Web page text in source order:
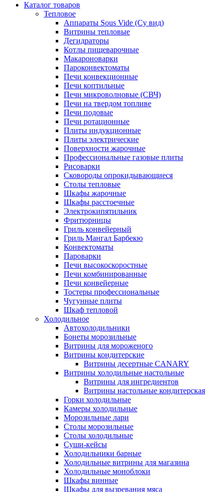
Каталог товаров
Тепловое
Аппараты Sous Vide (Су вид)
Витрины тепловые
Дегидраторы
Котлы пищеварочные
Макароноварки
Пароконвектоматы
Печи конвекционные
Печи коптильные
Печи микроволновые (СВЧ)
Печи на твердом топливе
Печи подовые
Печи ротационные
Плиты индукционные
Плиты электрические
Поверхности жарочные
Профессиональные газовые плиты
Рисоварки
Сковороды опрокидывающиеся
Столы тепловые
Шкафы жарочные
Шкафы расстоечные
Электрокипятильник
Фритюрницы
Гриль конвейерный
Гриль Мангал Барбекю
Конвектоматы
Пароварки
Печи высокоскоростные
Печи комбинированные
Печи конвейерные
Тостеры профессиональные
Чугунные плиты
Шкаф тепловой
Холодильное
Автохолодильники
Бонеты морозильные
Витрины для мороженого
Витрины кондитерские
Витрины десертные CANARY
Витрины холодильные настольные
Витрины для ингредиентов
Витрины настольные кондитерская
Горки холодильные
Камеры холодильные
Морозильные лари
Столы морозильные
Столы холодильные
Суши-кейсы
Холодильники барные
Холодильные витрины для магазина
Холодильные моноблоки
Шкафы винные
Шкафы для вызревания мяса